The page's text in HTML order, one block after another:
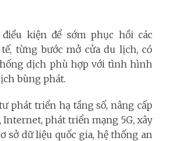
kiện để sớm phục hồi các
từng bước mở cửa du lịch, có
dịch phù hợp với tình hình
bùng phát.
phát triển hạ tầng số, nâng cấp
Internet, phát triển mạng 5G, xây
sở dữ liệu quốc gia, hệ thống an